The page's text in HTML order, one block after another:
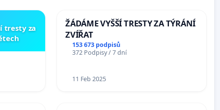
tresty za
ŽÁDÁME VYŠŠÍ TRESTY ZA TÝRÁNÍ
ZVÍŘAT
153 673 podpisů
372 Podpisy / 7 dní
11 Feb 2025